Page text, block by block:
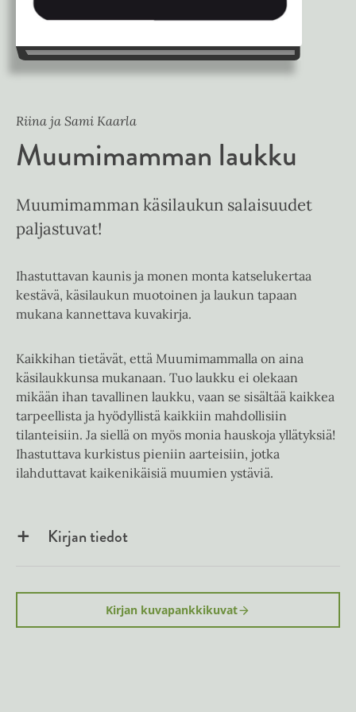
Riina ja Sami Kaarla
Muumimamman laukku
Muumimamman käsilaukun salaisuudet
paljastuvat!
Ihastuttavan kaunis ja monen monta katselukertaa
kestävä, käsilaukun muotoinen ja laukun tapaan
mukana kannettava kuvakirja.
Kaikkihan tietävät, että Muumimammalla on aina
käsilaukkunsa mukanaan. Tuo laukku ei olekaan
mikään ihan tavallinen laukku, vaan se sisältää kaikkea
tarpeellista ja hyödyllistä kaikkiin mahdollisiin
tilanteisiin. Ja siellä on myös monia hauskoja yllätyksiä!
Ihastuttava kurkistus pieniin aarteisiin, jotka
ilahduttavat kaikenikäisiä muumien ystäviä.
Kirjan tiedot
Kirjan kuvapankkikuvat